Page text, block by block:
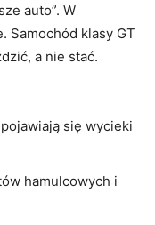
auto”. W
Samochód klasy GT
a nie stać.
się wycieki
hamulcowych i